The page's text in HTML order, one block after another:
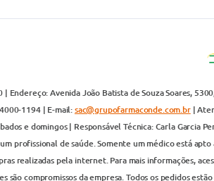
| Endereço: Avenida João Batista de Souza Soares,
1194 | E-mail:sac@grupofarmaconde.com.br|
e domingos | Responsável Técnica: Carla Garcia
profissional de saúde. Somente um médico está
realizadas pela internet. Para mais informações,
são compromissos da empresa. Todos os pedidos